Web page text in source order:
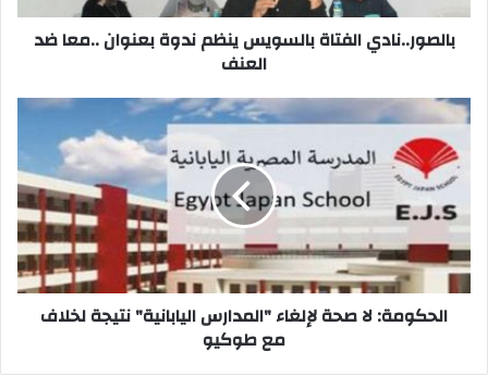
العنف
بالصور..نادي الفتاة بالسويس ينظم ندوة بعنوان ..معا ضد
العنف
الحكومة:
لا
صحة
لإلغاء
"المدارس
اليابانية"
نتيجة
لخلاف
مع
طوكيو
الحكومة: لا صحة لإلغاء "المدارس اليابانية" نتيجة لخلاف
مع طوكيو